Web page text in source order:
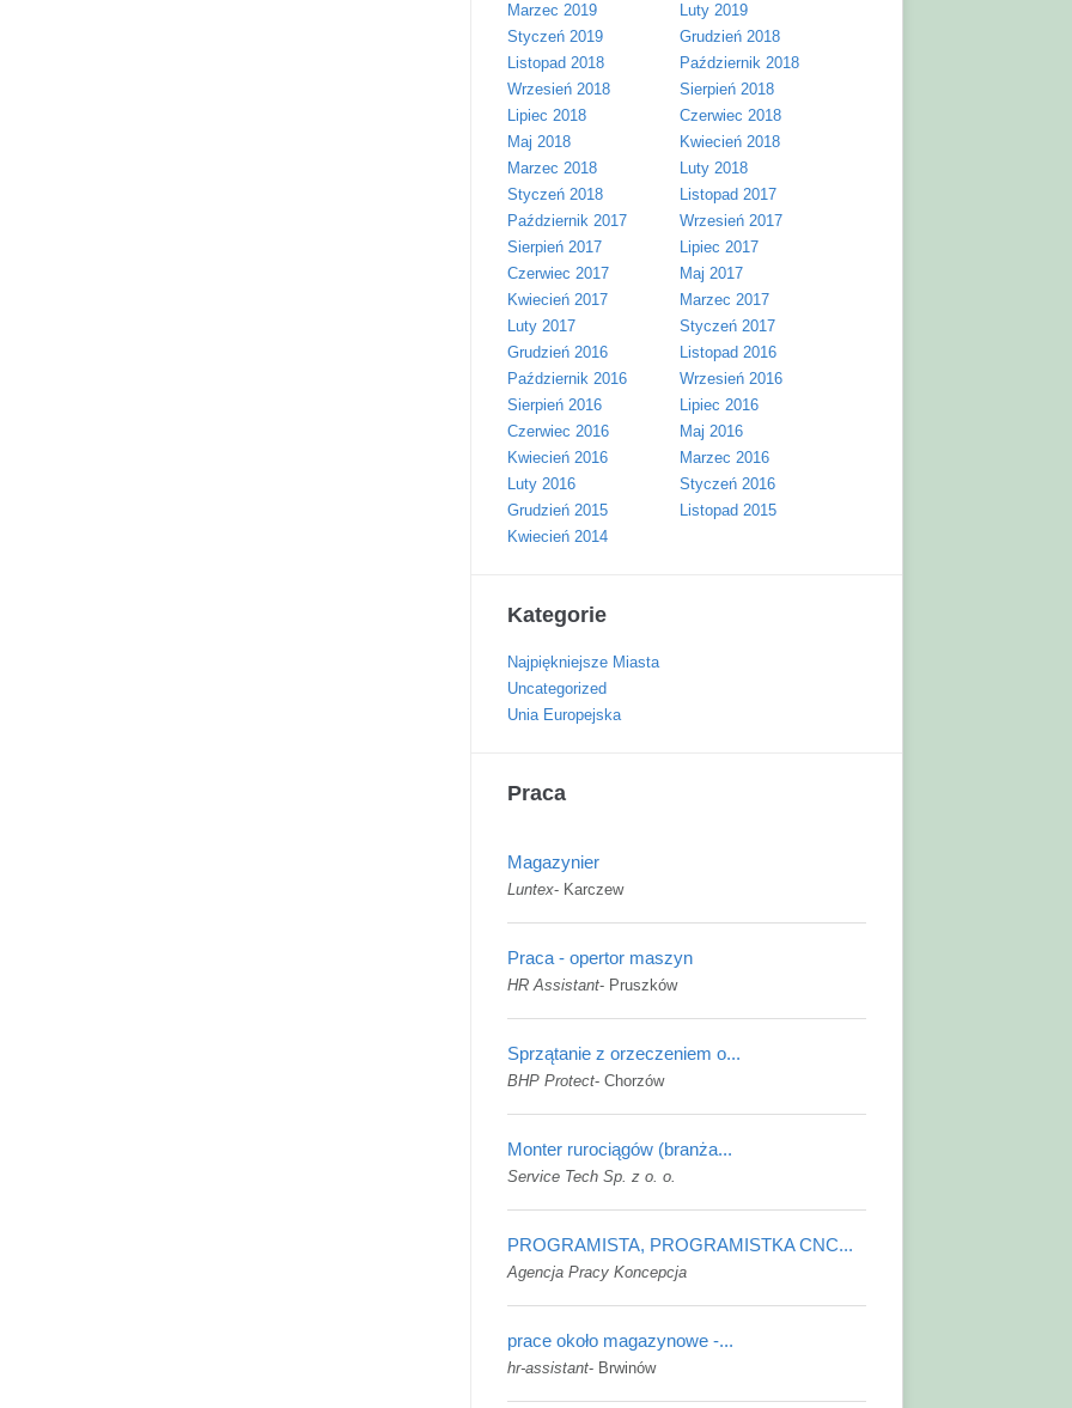
Marzec 2019
Luty 2019
Styczeń 2019
Grudzień 2018
Listopad 2018
Październik 2018
Wrzesień 2018
Sierpień 2018
Lipiec 2018
Czerwiec 2018
Maj 2018
Kwiecień 2018
Marzec 2018
Luty 2018
Styczeń 2018
Listopad 2017
Październik 2017
Wrzesień 2017
Sierpień 2017
Lipiec 2017
Czerwiec 2017
Maj 2017
Kwiecień 2017
Marzec 2017
Luty 2017
Styczeń 2017
Grudzień 2016
Listopad 2016
Październik 2016
Wrzesień 2016
Sierpień 2016
Lipiec 2016
Czerwiec 2016
Maj 2016
Kwiecień 2016
Marzec 2016
Luty 2016
Styczeń 2016
Grudzień 2015
Listopad 2015
Kwiecień 2014
Kategorie
Najpiękniejsze Miasta
Uncategorized
Unia Europejska
Praca
Magazynier
Luntex- Karczew
Praca - opertor maszyn
HR Assistant- Pruszków
Sprzątanie z orzeczeniem o...
BHP Protect- Chorzów
Monter rurociągów (branża...
Service Tech Sp. z o. o.
PROGRAMISTA, PROGRAMISTKA CNC...
Agencja Pracy Koncepcja
prace około magazynowe -...
hr-assistant- Brwinów